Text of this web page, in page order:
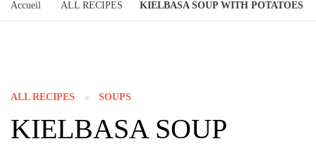
Accueil ALL RECIPES KIELBASA SOUP WITH POTATOES
ALL RECIPES SOUPS
KIELBASA SOUP